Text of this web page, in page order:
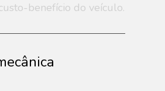
benefício do veículo.